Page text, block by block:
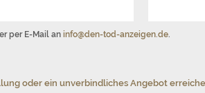
per E-Mail an info@den-tod-anzeigen.de.
oder ein unverbindliches Angebot